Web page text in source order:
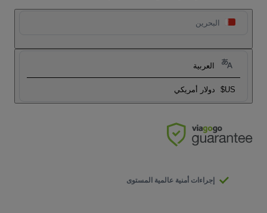
البحرين
العربية
US$ دولار أمريكي
إجراءات أمنية عالمية المستوى